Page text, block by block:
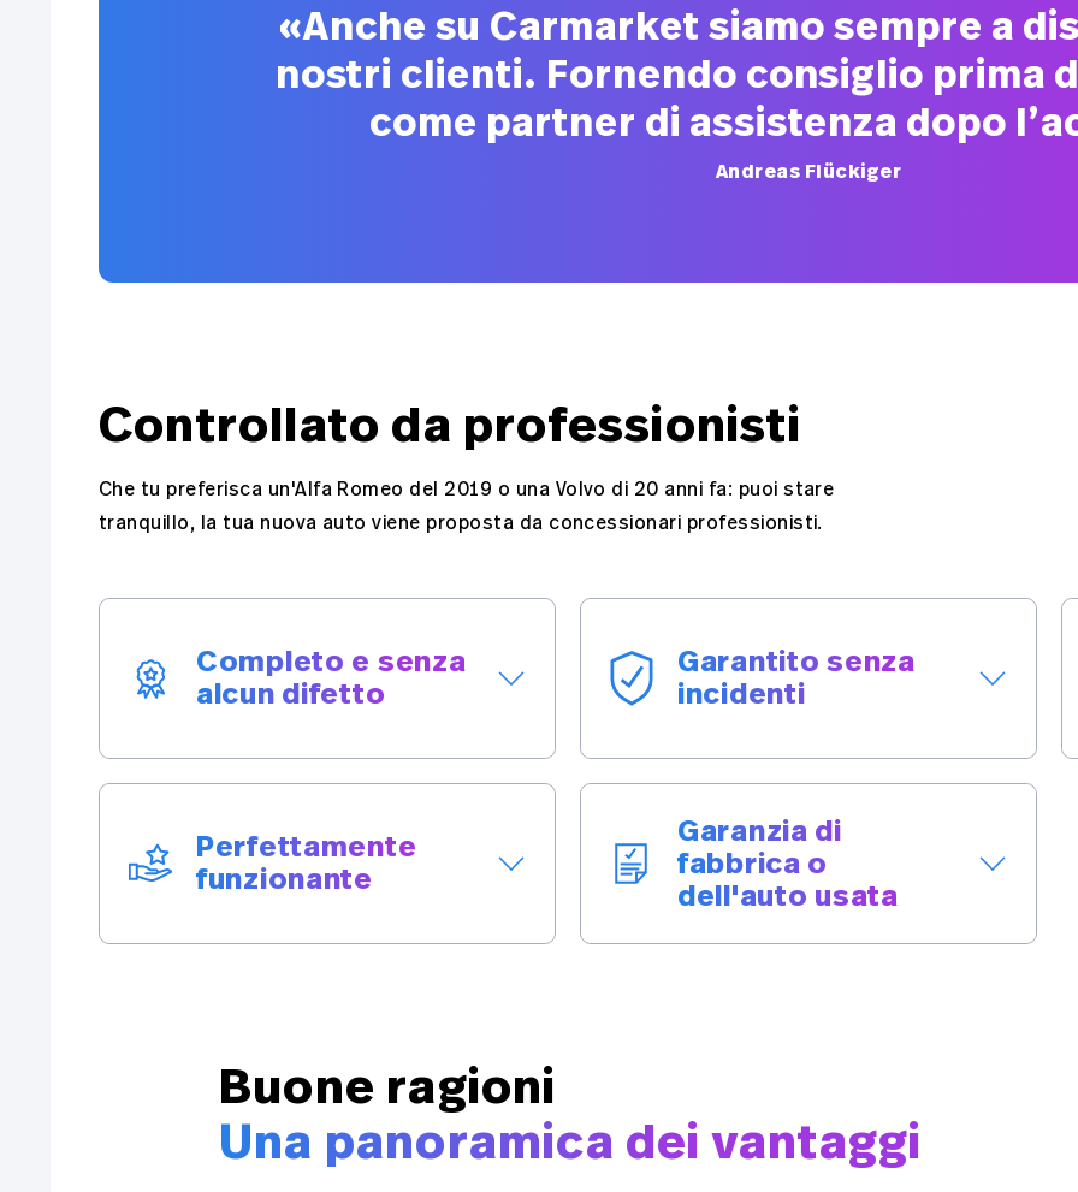
«Anche su Carmarket siamo sempre a
nostri clienti. Fornendo consiglio prima
come partner di assistenza dopo
Andreas Flückiger
Controllato da professionisti
Che tu preferisca un'Alfa Romeo del 2019 o una Volvo di 20 anni fa: puoi stare
tranquillo, la tua nuova auto viene proposta da concessionari professionisti.
Completo e senza
alcun difetto
puoi stare tranquillo: il tuo veicolo è
garantito privo di difetti.
Garantito senza
incidenti
coinvolti in collisioni o incidenti.
Perfettamente
funzionante
Garanzia di
fabbrica o
dell'auto usata
Buone ragioni
Una panoramica dei vantaggi